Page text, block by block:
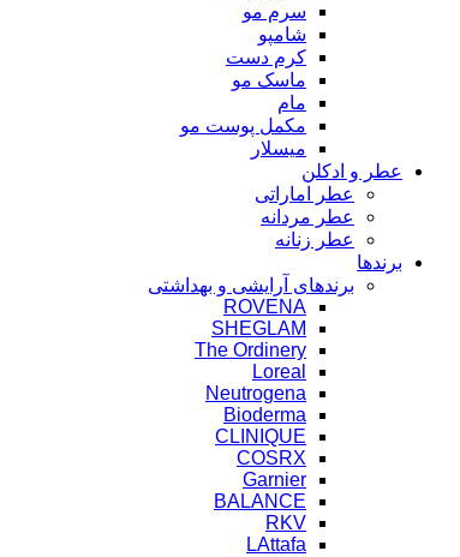
سرم مو
شامپو
کرم دست
ماسک مو
مام
مکمل پوست مو
میسلار
عطر و ادکلن
عطر اماراتی
عطر مردانه
عطر زنانه
برندها
برندهای آرایشی و بهداشتی
ROVENA
SHEGLAM
The Ordinery
Loreal
Neutrogena
Bioderma
CLINIQUE
COSRX
Garnier
BALANCE
RKV
LAttafa